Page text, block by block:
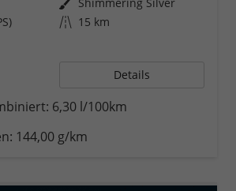
Außenfarbe Shimmering Silver
Kilometerstand 15 km
Details
6,30 l/100km
144,00 g/km